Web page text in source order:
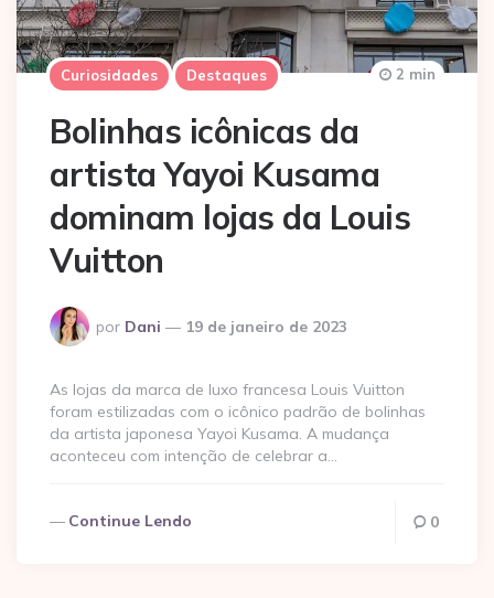
Curiosidades Destaques
Bolinhas icônicas da
artista Yayoi Kusama
dominam lojas da Louis
Vuitton
Postado
por
por Dani 19 de janeiro de 2023
2 min
As lojas da marca de luxo francesa Louis Vuitton
foram estilizadas com o icônico padrão de bolinhas
da artista japonesa Yayoi Kusama. A mudança
aconteceu com intenção de celebrar a…
Continue Lendo 0